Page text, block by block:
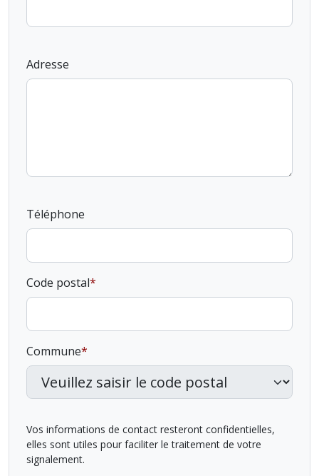
Adresse
Téléphone
Code postal
Commune
Vos informations de contact resteront confidentielles,
elles sont utiles pour faciliter le traitement de votre
signalement.